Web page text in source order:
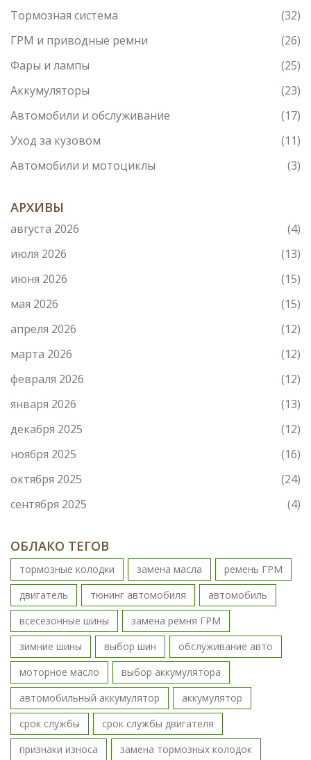
Тормозная система
(32)
ГРМ и приводные ремни
(26)
Фары и лампы
(25)
Аккумуляторы
(23)
Автомобили и обслуживание
(17)
Уход за кузовом
(11)
Автомобили и мотоциклы
(3)
АРХИВЫ
августа 2026
(4)
июля 2026
(13)
июня 2026
(15)
мая 2026
(15)
апреля 2026
(12)
марта 2026
(12)
февраля 2026
(12)
января 2026
(13)
декабря 2025
(12)
ноября 2025
(16)
октября 2025
(24)
сентября 2025
(4)
ОБЛАКО ТЕГОВ
тормозные колодки замена масла
ремень ГРМ
двигатель
тюнинг автомобиля
автомобиль
всесезонные шины
замена ремня ГРМ
зимние шины
выбор шин
обслуживание авто
моторное масло
выбор аккумулятора
автомобильный аккумулятор
аккумулятор
срок службы
срок службы двигателя
признаки износа
замена тормозных колодок